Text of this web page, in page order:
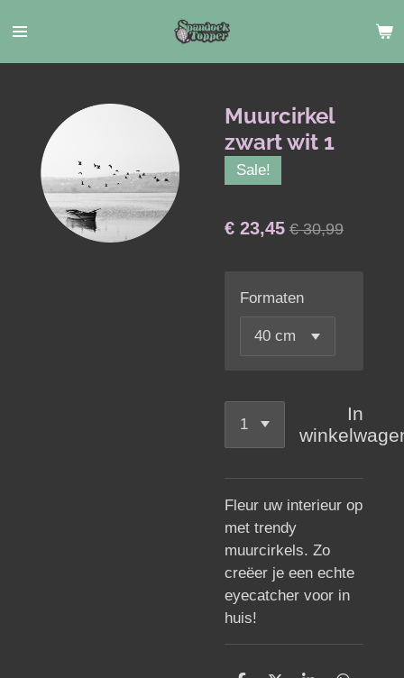
direct
naar
hoofdinhoud
Muurcirkel
zwart wit 1
Sale!
€ 23,45 € 30,99
Formaten
In
Fleur uw interieur op
met trendy
muurcirkels. Zo
creëer je een echte
eyecatcher voor in
huis!